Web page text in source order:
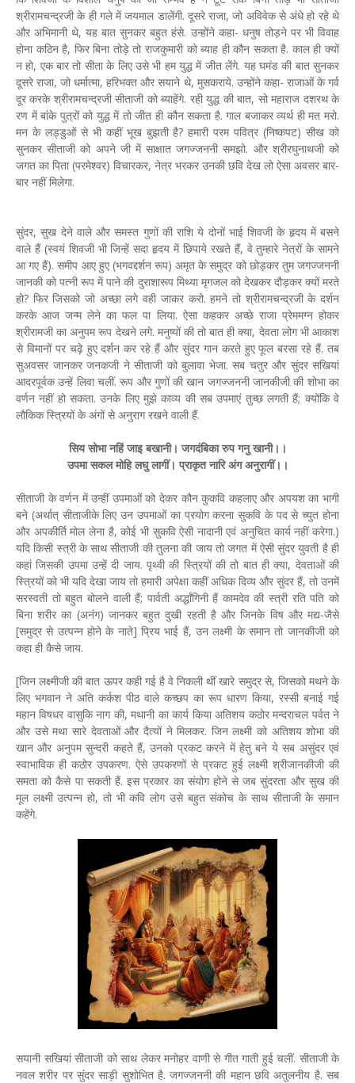
श्रीरामचन्द्रजी के ही गले में जयमाल डालेंगी. दूसरे राजा, जो अविवेक से अंधे हो रहे थे
और अभिमानी थे, यह बात सुनकर बहुत हंसे. उन्होंने कहा- धनुष तोड़ने पर भी विवाह
होना कठिन है, फिर बिना तोड़े तो राजकुमारी को ब्याह ही कौन सकता है. काल ही क्यों
न हो, एक बार तो सीता के लिए उसे भी हम युद्ध में जीत लेंगे. यह घमंड की बात सुनकर
दूसरे राजा, जो धर्मात्मा, हरिभक्त और सयाने थे, मुसकराये. उन्होंने कहा- राजाओं के गर्व
दूर करके श्रीरामचन्द्रजी सीताजी को ब्याहेंगे. रही युद्ध की बात, सो महाराज दशरथ के
रण में बांके पुत्रों को युद्ध में तो जीत ही कौन सकता है. गाल बजाकर व्यर्थ ही मत मरो.
मन के लड्डुओं से भी कहीं भूख बुझती है? हमारी परम पवित्र (निष्कपट) सीख को
सुनकर सीताजी को अपने जी में साक्षात जगज्जननी समझो. और श्रीरघुनाथजी को
जगत का पिता (परमेश्वर) विचारकर, नेत्र भरकर उनकी छवि देख लो ऐसा अवसर बार-
बार नहीं मिलेगा.
सुंदर, सुख देने वाले और समस्त गुणों की राशि ये दोनों भाई शिवजी के हृदय में बसने
वाले हैं (स्वयं शिवजी भी जिन्हें सदा हृदय में छिपाये रखते हैं, वे तुम्हारे नेत्रों के सामने
आ गए हैं). समीप आए हुए (भगवद्दर्शन रूप) अमृत के समुद्र को छोड़कर तुम जगज्जननी
जानकी को पत्नी रूप में पाने की दुराशारूप मिथ्या मृगजल को देखकर दौड़कर क्यों मरते
हो? फिर जिसको जो अच्छा लगे वही जाकर करो. हमने तो श्रीरामचन्द्रजी के दर्शन
करके आज जन्म लेने का फल पा लिया. ऐसा कहकर अच्छे राजा प्रेममग्न होकर
श्रीरामजी का अनुपम रूप देखने लगे. मनुष्यों की तो बात ही क्या, देवता लोग भी आकाश
से विमानों पर चढ़े हुए दर्शन कर रहे हैं और सुंदर गान करते हुए फूल बरसा रहे हैं. तब
सुअवसर जानकर जनकजी ने सीताजी को बुलावा भेजा. सब चतुर और सुंदर सखियां
आदरपूर्वक उन्हें लिवा चलीं. रूप और गुणों की खान जगज्जननी जानकीजी की शोभा का
वर्णन नहीं हो सकता. उनके लिए मुझे काव्य की सब उपमाएं तुच्छ लगती हैं; क्योंकि वे
लौकिक स्त्रियों के अंगों से अनुराग रखने वाली हैं.
सिय सोभा नहिं जाइ बखानी। जगदंबिका रुप गनु खानी।।
उपमा सकल मोहि लघु लागीं। प्राकृत नारि अंग अनुरागीं।।
सीताजी के वर्णन में उन्हीं उपमाओं को देकर कौन कुकवि कहलाए और अपयश का भागी
बने (अर्थात् सीताजीके लिए उन उपमाओं का प्रयोग करना सुकवि के पद से च्युत होना
और अपकीर्ति मोल लेना है, कोई भी सुकवि ऐसी नादानी एवं अनुचित कार्य नहीं करेगा.)
यदि किसी स्त्री के साथ सीताजी की तुलना की जाय तो जगत में ऐसी सुंदर युवती है ही
कहां जिसकी उपमा उन्हें दी जाय. पृथ्वी की स्त्रियों की तो बात ही क्या, देवताओं की
स्त्रियों को भी यदि देखा जाय तो हमारी अपेक्षा कहीं अधिक दिव्य और सुंदर हैं, तो उनमें
सरस्वती तो बहुत बोलने वाली हैं; पार्वती अर्द्धांगिनी हैं कामदेव की स्त्री रति पति को
बिना शरीर का (अनंग) जानकर बहुत दुखी रहती है और जिनके विष और मद्य-जैसे
[समुद्र से उत्पन्न होने के नाते] प्रिय भाई हैं, उन लक्ष्मी के समान तो जानकीजी को
कहा ही कैसे जाय.
[जिन लक्ष्मीजी की बात ऊपर कही गई है वे निकली थीं खारे समुद्र से, जिसको मथने के
लिए भगवान ने अति कर्कश पीठ वाले कच्छप का रूप धारण किया, रस्सी बनाई गई
महान विषधर वासुकि नाग की, मथानी का कार्य किया अतिशय कठोर मन्दराचल पर्वत ने
और उसे मथा सारे देवताओं और दैत्यों ने मिलकर. जिन लक्ष्मी को अतिशय शोभा की
खान और अनुपम सुन्दरी कहते हैं, उनको प्रकट करने में हेतु बने ये सब असुंदर एवं
स्वाभाविक ही कठोर उपकरण. ऐसे उपकरणों से प्रकट हुई लक्ष्मी श्रीजानकीजी की
समता को कैसे पा सकती हैं. इस प्रकार का संयोग होने से जब सुंदरता और सुख की
मूल लक्ष्मी उत्पन्न हो, तो भी कवि लोग उसे बहुत संकोच के साथ सीताजी के समान
कहेंगे.
सयानी सखियां सीताजी को साथ लेकर मनोहर वाणी से गीत गाती हुई चलीं. सीताजी के
नवल शरीर पर सुंदर साड़ी सुशोभित है. जगज्जननी की महान छवि अतुलनीय है. सब